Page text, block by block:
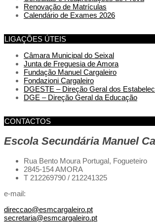
Renovação de Matrículas
Calendário de Exames 2026
LIGAÇÕES ÚTEIS
Câmara Municipal do Seixal
Junta de Freguesia de Amora
Fundação Manuel Cargaleiro
Fondazioni Cargaleiro
DGESTE – Direção Geral dos
DGE – Direção Geral da Educação
CONTACTOS
Escola Secundária Manuel
Rua Bento Moura Portugal, Fogueteiro
2845-154 AMORA
T 212269790 / 212241325
e-mail:
direccao@esmcargaleiro.pt
secretaria@esmcargaleiro.pt